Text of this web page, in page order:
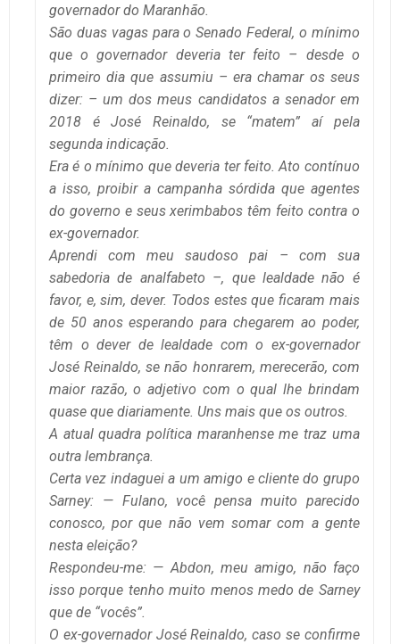
governador do Maranhão.
São duas vagas para o Senado Federal, o mínimo
que o governador deveria ter feito – desde o
primeiro dia que assumiu – era chamar os seus
dizer: – um dos meus candidatos a senador em
2018 é José Reinaldo, se “matem” aí pela
segunda indicação.
Era é o mínimo que deveria ter feito. Ato contínuo
a isso, proibir a campanha sórdida que agentes
do governo e seus xerimbabos têm feito contra o
ex-governador.
Aprendi com meu saudoso pai – com sua
sabedoria de analfabeto –, que lealdade não é
favor, e, sim, dever. Todos estes que ficaram mais
de 50 anos esperando para chegarem ao poder,
têm o dever de lealdade com o ex-governador
José Reinaldo, se não honrarem, merecerão, com
maior razão, o adjetivo com o qual lhe brindam
quase que diariamente. Uns mais que os outros.
A atual quadra política maranhense me traz uma
outra lembrança.
Certa vez indaguei a um amigo e cliente do grupo
Sarney: — Fulano, você pensa muito parecido
conosco, por que não vem somar com a gente
nesta eleição?
Respondeu-me: — Abdon, meu amigo, não faço
isso porque tenho muito menos medo de Sarney
que de “vocês”.
O ex-governador José Reinaldo, caso se confirme